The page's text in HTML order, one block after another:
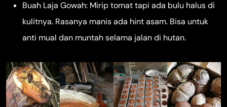
Buah Laja Gowah: Mirip tomat tapi ada bulu halus di
kulitnya. Rasanya manis ada hint asam. Bisa untuk
anti mual dan muntah selama jalan di hutan.